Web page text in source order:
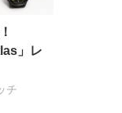
」レ
チ